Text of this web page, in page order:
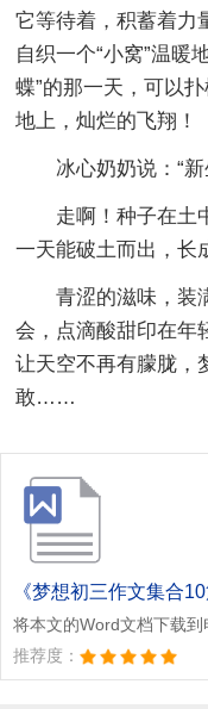
它等待着，积蓄着力
自织一个“小窝”温暖
蝶”的那一天，可以
地上，灿烂的飞翔！
冰心奶奶说：“
走啊！种子在土
一天能破土而出，长
青涩的滋味，装
会，点滴酸甜印在年
让天空不再有朦胧，
敢……
《梦想初三作文集合10
将本文的Word文档下载
推荐度：